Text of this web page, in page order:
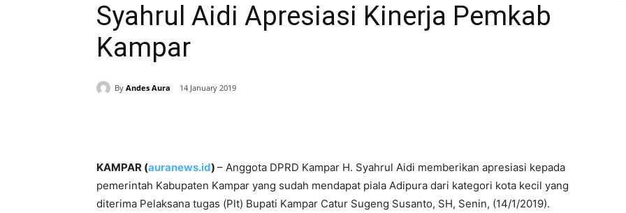
Syahrul Aidi Apresiasi Kinerja Pemkab
Kampar
By Andes Aura 14 January 2019
KAMPAR (auranews.id) – Anggota DPRD Kampar H. Syahrul Aidi memberikan apresiasi kepada
pemerintah Kabupaten Kampar yang sudah mendapat piala Adipura dari kategori kota kecil yang
diterima Pelaksana tugas (Plt) Bupati Kampar Catur Sugeng Susanto, SH, Senin, (14/1/2019).